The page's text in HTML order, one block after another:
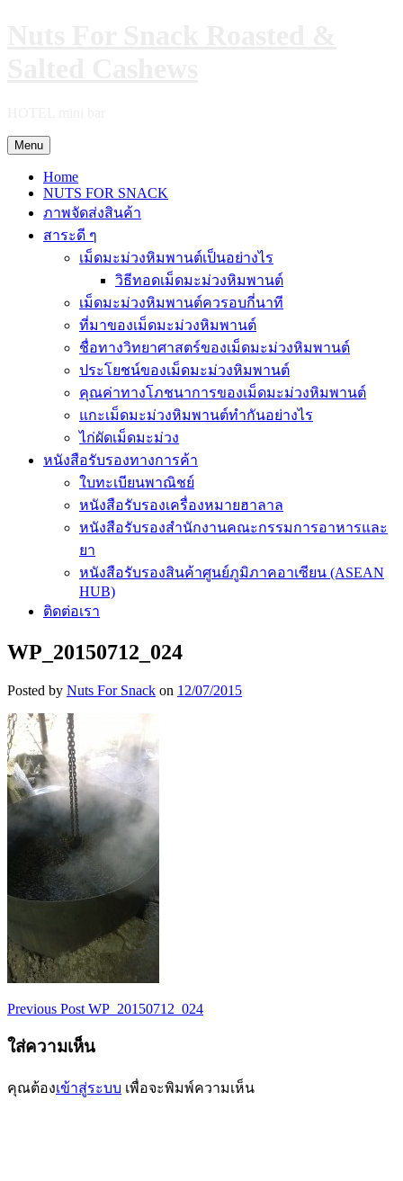
Menu
Home
NUTS FOR SNACK
ภาพจัดส่งสินค้า
สาระดี ๆ
เม็ดมะม่วงหิมพานต์เป็นอย่างไร
วิธีทอดเม็ดมะม่วงหิมพานต์
เม็ดมะม่วงหิมพานต์ควรอบกี่นาที
ที่มาของเม็ดมะม่วงหิมพานต์
ชื่อทางวิทยาศาสตร์ของเม็ดมะม่วงหิมพานต์
ประโยชน์ของเม็ดมะม่วงหิมพานต์
คุณค่าทางโภชนาการของเม็ดมะม่วงหิมพานต์
แกะเม็ดมะม่วงหิมพานต์ทำกันอย่างไร
ไก่ผัดเม็ดมะม่วง
หนังสือรับรองทางการค้า
ใบทะเบียนพาณิชย์
หนังสือรับรองเครื่องหมายฮาลาล
หนังสือรับรองสำนักงานคณะกรรมการอาหารและ
ยา
หนังสือรับรองสินค้าศูนย์ภูมิภาคอาเซียน (ASEAN
HUB)
ติดต่อเรา
WP_20150712_024
Posted by Nuts For Snack on 12/07/2015
เมนู
นำทาง
เรื่อง
Previous Post WP_20150712_024
ใส่ความเห็น
คุณต้องเข้าสู่ระบบ เพื่อจะพิมพ์ความเห็น